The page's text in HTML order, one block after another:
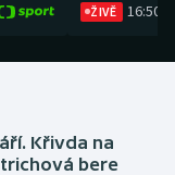
ŽIVĚ 16:50
Křivda na
bere